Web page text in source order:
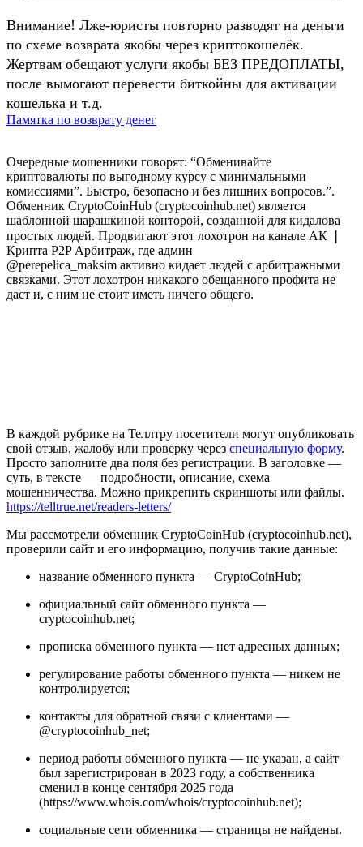
Внимание! Лже-юристы повторно разводят на деньги
по схеме возврата якобы через криптокошелёк.
Жертвам обещают услуги якобы БЕЗ ПРЕДОПЛАТЫ,
после вымогают перевести биткойны для активации
кошелька и т.д.
Памятка по возврату денег
Очередные мошенники говорят: “Обменивайте
криптовалюты по выгодному курсу с минимальными
комиссиями”. Быстро, безопасно и без лишних вопросов.”.
Обменник CryptoCoinHub (cryptocoinhub.net) является
шаблонной шарашкиной конторой, созданной для кидалова
простых людей. Продвигают этот лохотрон на канале AК ❘
Крипта P2P Арбитраж, где админ
@perepelica_maksim активно кидает людей с арбитражными
связками. Этот лохотрон никакого обещанного профита не
даст и, с ним не стоит иметь ничего общего.
В каждой рубрике на Теллтру посетители могут опубликовать
свой отзыв, жалобу или проверку через специальную форму.
Просто заполните два поля без регистрации. В заголовке —
суть, в тексте — подробности, описание, схема
мошенничества. Можно прикрепить скриншоты или файлы.
https://telltrue.net/readers-letters/
Мы рассмотрели обменник CryptoCoinHub (cryptocoinhub.net),
проверили сайт и его информацию, получив такие данные:
название обменного пункта — CryptoCoinHub;
официальный сайт обменного пункта —
cryptocoinhub.net;
прописка обменного пункта — нет адресных данных;
регулирование работы обменного пункта — никем не
контролируется;
контакты для обратной связи с клиентами —
@cryptocoinhub_net;
период работы обменного пункта — не указан, а сайт
был зарегистрирован в 2023 году, а собственника
сменил в конце сентября 2025 года
(https://www.whois.com/whois/cryptocoinhub.net);
социальные сети обменника — страницы не найдены.